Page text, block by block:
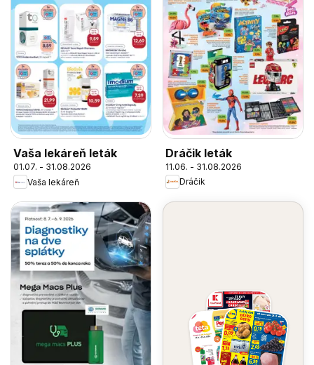
Vaša lekáreň leták
01.07. - 31.08.2026
Vaša lekáreň
Dráčik leták
11.06. - 31.08.2026
Dráčik